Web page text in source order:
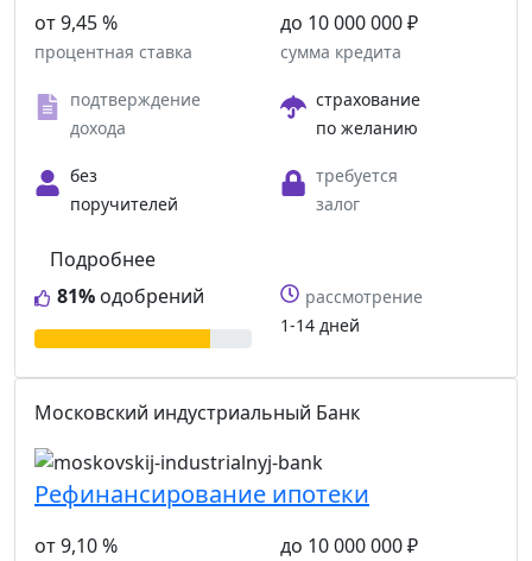
от 9,45 %
процентная ставка
до 10 000 000 ₽
сумма кредита
подтверждение
дохода
страхование
по желанию
без
поручителей
требуется
залог
81% одобрений
Подробнее
рассмотрение
1-14 дней
Московский индустриальный Банк
Рефинансирование ипотеки
от 9,10 % до 10 000 000 ₽